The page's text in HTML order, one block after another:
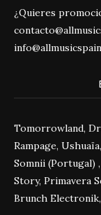
¿Quieres
Tomorrowland,
Rampage,
Somnii (Portugal)
Story, Primavera
Brunch